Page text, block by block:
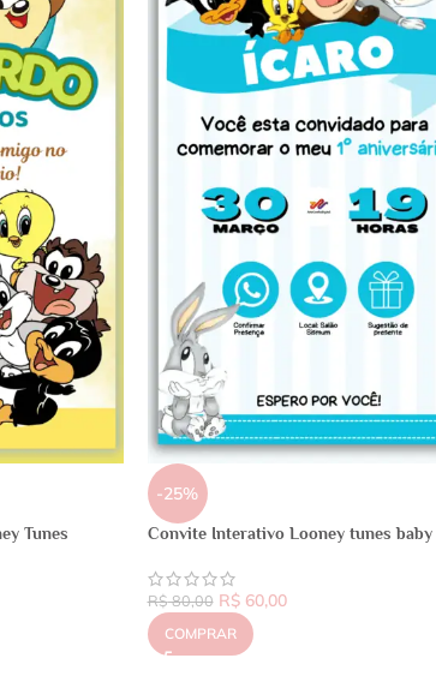
Tunes
-25%
Convite Interativo Looney tunes baby
R$80,00 R$60,00
COMPRAR